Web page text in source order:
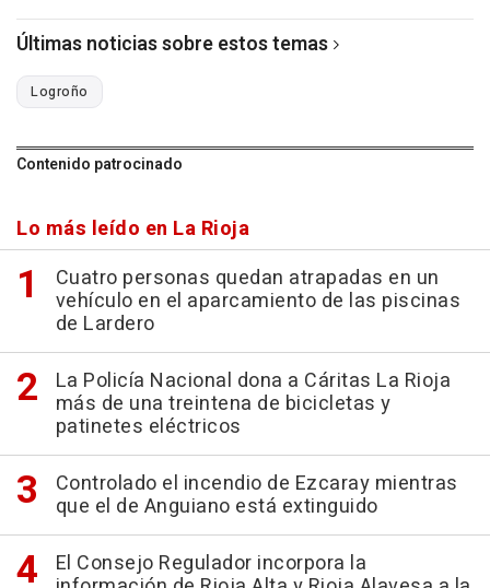
Últimas noticias sobre estos temas
Logroño
Contenido patrocinado
Lo más leído en La Rioja
Cuatro personas quedan atrapadas en un
vehículo en el aparcamiento de las piscinas
de Lardero
La Policía Nacional dona a Cáritas La Rioja
más de una treintena de bicicletas y
patinetes eléctricos
Controlado el incendio de Ezcaray mientras
que el de Anguiano está extinguido
El Consejo Regulador incorpora la